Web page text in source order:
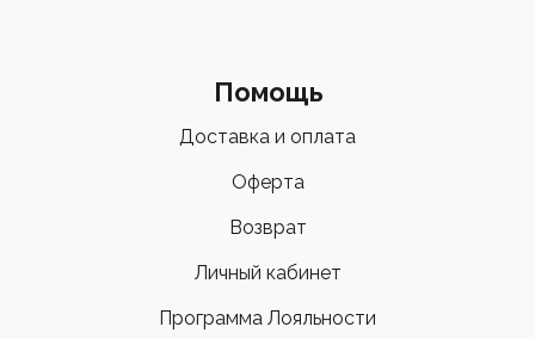
Помощь
Доставка и оплата
Оферта
Возврат
Личный кабинет
Программа Лояльности